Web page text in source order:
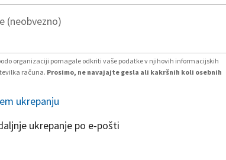
(neobvezno)
organizaciji pomagale odkriti vaše podatke v njihovih informacijskih
računa. Prosimo, ne navajajte gesla ali kakršnih koli osebnih
ukrepanju
ukrepanje po e-pošti